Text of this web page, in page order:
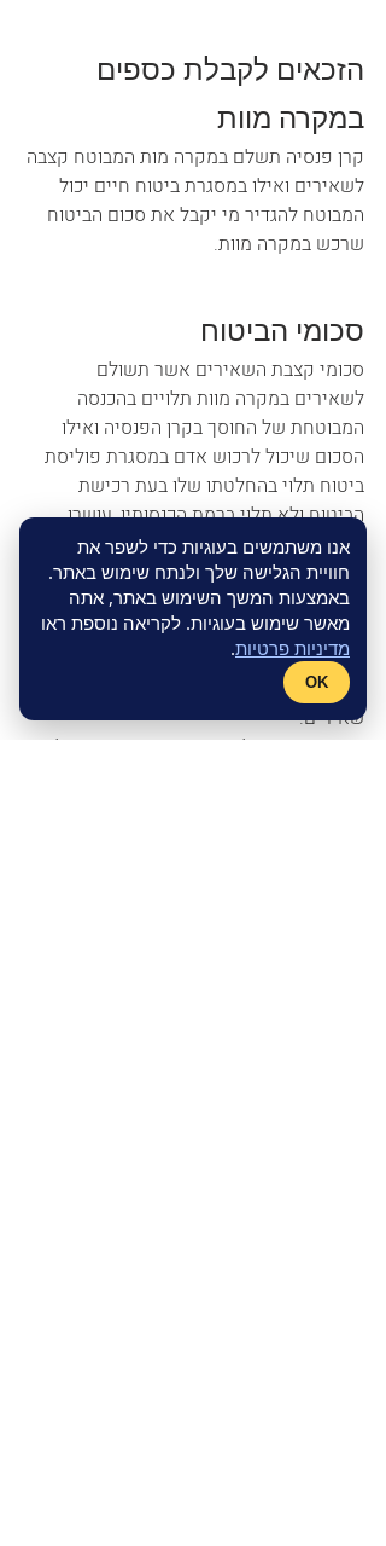
אנו משתמשים בעוגיות כדי לשפר את
חוויית הגלישה שלך ולנתח שימוש באתר.
באמצעות המשך השימוש באתר, אתה
מאשר שימוש בעוגיות. לקריאה נוספת ראו
מדיניות פרטיות.
OK
הזכאים לקבלת כספים
במקרה מוות
קרן פנסיה תשלם במקרה מות המבוטח קצבה
לשאירים ואילו במסגרת ביטוח חיים יכול
המבוטח להגדיר מי יקבל את סכום הביטוח
שרכש במקרה מוות.
סכומי הביטוח
סכומי קצבת השאירים אשר תשולם
לשאירים במקרה מוות תלויים בהכנסה
המבוטחת של החוסך בקרן הפנסיה ואילו
הסכום שיכול לרכוש אדם במסגרת פוליסת
ביטוח תלוי בהחלטתו שלו בעת רכישת
הביטוח ולא תלוי ברמת הכנסותיו, עושרו
הפיננסי או כל פרמטר אחר.
למשל,
גבר בן 30 עם בת זוג וילדים, מבוטח ב
קרן
פנסיה
שאירים.
במקרה מוות של אדם המבוטח בקרן תשלם